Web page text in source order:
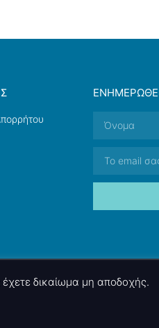
έχετε δικαίωμα μη αποδοχής.